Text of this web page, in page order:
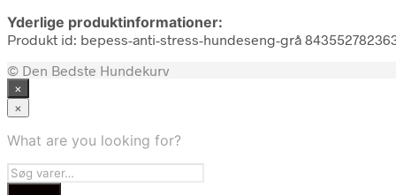
Yderlige produktinformationer:
Produkt id: bepess-anti-stress-hundeseng-grå
© Den Bedste Hundekurv
×
×
What are you looking for?